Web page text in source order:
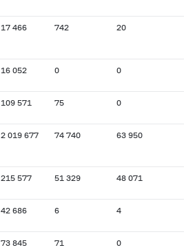
17 466 742 20
16 052 0 0
109 571 75 0
2 019 677 74 740 63 950
215 577 51 329 48 071
42 686 6 4
73 845 71 0